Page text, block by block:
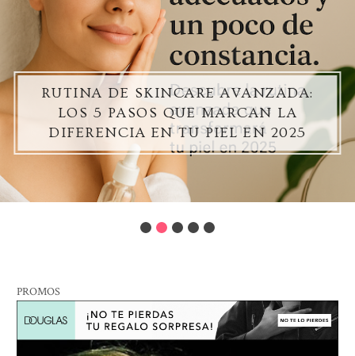
RUTINA DE SKINCARE AVANZADA:
LOS 5 PASOS QUE MARCAN LA
DIFERENCIA EN TU PIEL EN 2025
PROMOS